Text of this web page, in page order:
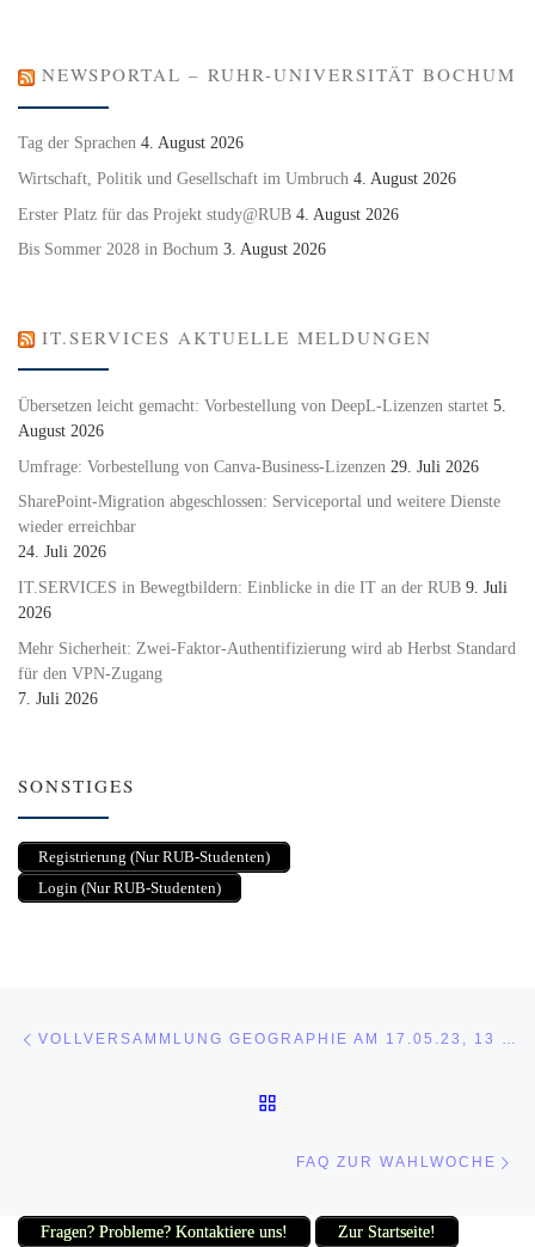
NEWSPORTAL – RUHR-UNIVERSITÄT BOCHUM
Tag der Sprachen 4. August 2026
Wirtschaft, Politik und Gesellschaft im Umbruch 4. August 2026
Erster Platz für das Projekt study@RUB 4. August 2026
Bis Sommer 2028 in Bochum 3. August 2026
IT.SERVICES AKTUELLE MELDUNGEN
Übersetzen leicht gemacht: Vorbestellung von DeepL-Lizenzen startet 5.
August 2026
Umfrage: Vorbestellung von Canva-Business-Lizenzen 29. Juli 2026
SharePoint-Migration abgeschlossen: Serviceportal und weitere Dienste
wieder erreichbar
24. Juli 2026
IT.SERVICES in Bewegtbildern: Einblicke in die IT an der RUB 9. Juli
2026
Mehr Sicherheit: Zwei-Faktor-Authentifizierung wird ab Herbst Standard
für den VPN-Zugang
7. Juli 2026
SONSTIGES
Registrierung (Nur RUB-Studenten)
Login (Nur RUB-Studenten)
VOLLVERSAMMLUNG GEOGRAPHIE AM 17.05.23, 13 UHR
FAQ ZUR WAHLWOCHE
Fragen? Probleme? Kontaktiere uns! Zur Startseite!